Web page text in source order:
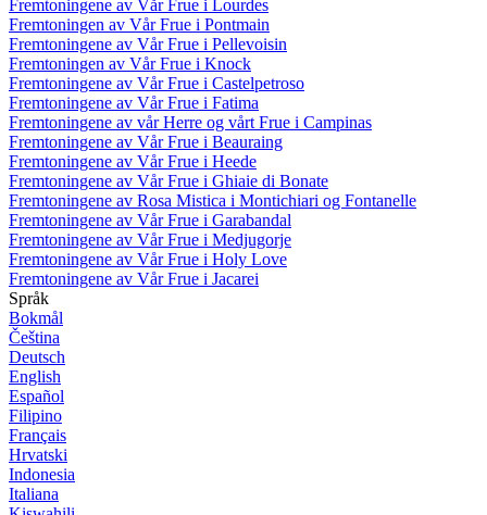
Fremtoningene av Vår Frue i Lourdes
Fremtoningen av Vår Frue i Pontmain
Fremtoningene av Vår Frue i Pellevoisin
Fremtoningen av Vår Frue i Knock
Fremtoningene av Vår Frue i Castelpetroso
Fremtoningene av Vår Frue i Fatima
Fremtoningene av vår Herre og vårt Frue i Campinas
Fremtoningene av Vår Frue i Beauraing
Fremtoningene av Vår Frue i Heede
Fremtoningene av Vår Frue i Ghiaie di Bonate
Fremtoningene av Rosa Mistica i Montichiari og Fontanelle
Fremtoningene av Vår Frue i Garabandal
Fremtoningene av Vår Frue i Medjugorje
Fremtoningene av Vår Frue i Holy Love
Fremtoningene av Vår Frue i Jacarei
Språk
Bokmål
Čeština
Deutsch
English
Español
Filipino
Français
Hrvatski
Indonesia
Italiana